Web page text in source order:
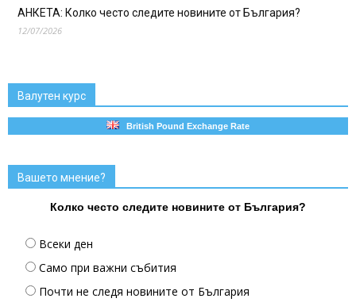
АНКЕТА: Колко често следите новините от България?
12/07/2026
Валутен курс
British Pound Exchange Rate
Вашето мнение?
Колко често следите новините от България?
Всеки ден
Само при важни събития
Почти не следя новините от България